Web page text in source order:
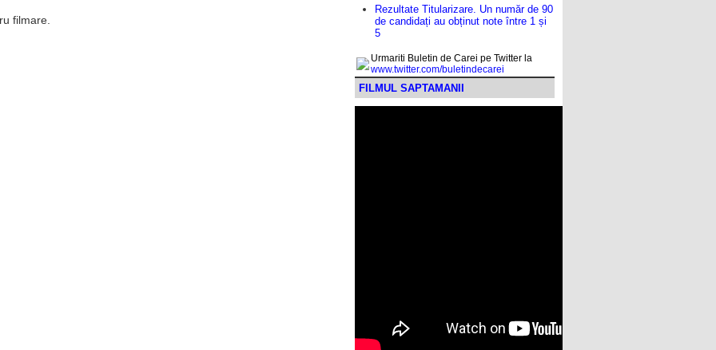
filmare.
Rezultate Titularizare. Un număr de 90
de candidați au obținut note între 1 și
5
Urmariti Buletin de Carei pe Twitter la
www.twitter.com/buletindecarei
FILMUL SAPTAMANII